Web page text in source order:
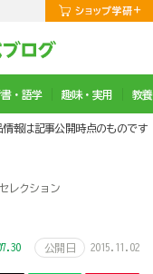
・語学 趣味・実用 教
報は記事公開時点のものです
レクション
公開日 2015.11.02